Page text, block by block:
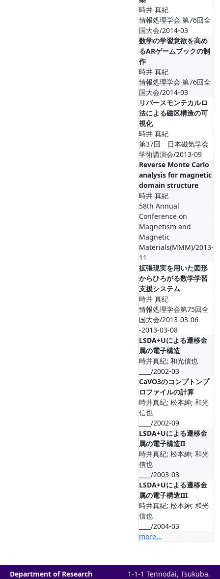
時井 真紀
情報処理学会 第76回全
国大会/2014-03
数学の学習意欲を高め
るARゲームブックの制
作
時井 真紀
情報処理学会 第76回全
国大会/2014-03
リバースモンテカルロ
法による磁区構造の可
視化
時井 真紀
第37回 日本磁気学会
学術講演会/2013-09
Reverse Monte Carlo
analysis for magnetic
domain structure
時井 真紀
58th Annual
Conference on
Magnetism and
Magnetic
Materials(MMM)/2013-
11
拡張現実を用いた図形
からひろがる数学学習
支援システム
時井 真紀
情報処理学会第75回全
国大会/2013-03-06-
-2013-03-08
LSDA+Uによる遷移金
属の電子構造
時井真紀; 和光信也
____/2002-03
CaVO3のコンプトンプ
ロファイルの計算
時井真紀; 松本紳; 和光
信也
____/2002-09
LSDA+Uによる遷移金
属の電子構造II
時井真紀; 松本紳; 和光
信也
____/2003-03
LSDA+Uによる遷移金
属の電子構造III
時井真紀; 松本紳; 和光
信也
____/2004-03
more...
Department of Research 1-1-1 Tennodai, Tsukuba,